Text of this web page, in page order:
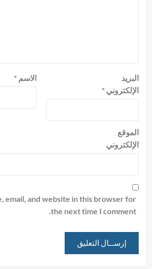
الاسم *
البريد
الإلكتروني*
الموقع
الإلكتروني
email, and website in this browser for
the next time I comment.